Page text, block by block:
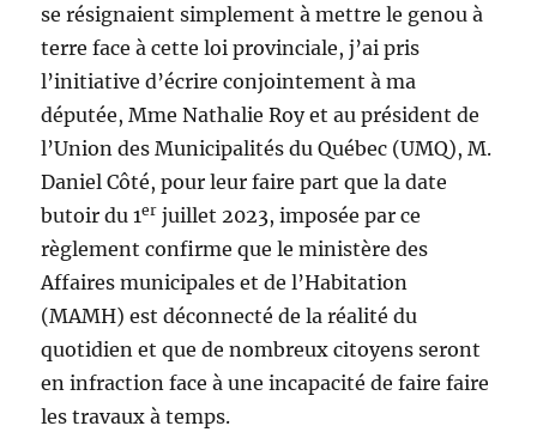
se résignaient simplement à mettre le genou à
terre face à cette loi provinciale, j’ai pris
l’initiative d’écrire conjointement à ma
députée, Mme Nathalie Roy et au président de
l’Union des Municipalités du Québec (UMQ), M.
Daniel Côté, pour leur faire part que la date
butoir du 1er juillet 2023, imposée par ce
règlement confirme que le ministère des
Affaires municipales et de l’Habitation
(MAMH) est déconnecté de la réalité du
quotidien et que de nombreux citoyens seront
en infraction face à une incapacité de faire faire
les travaux à temps.